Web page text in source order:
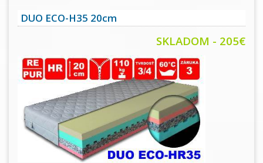
DUO ECO-H35 20cm
SKLADOM - 205€